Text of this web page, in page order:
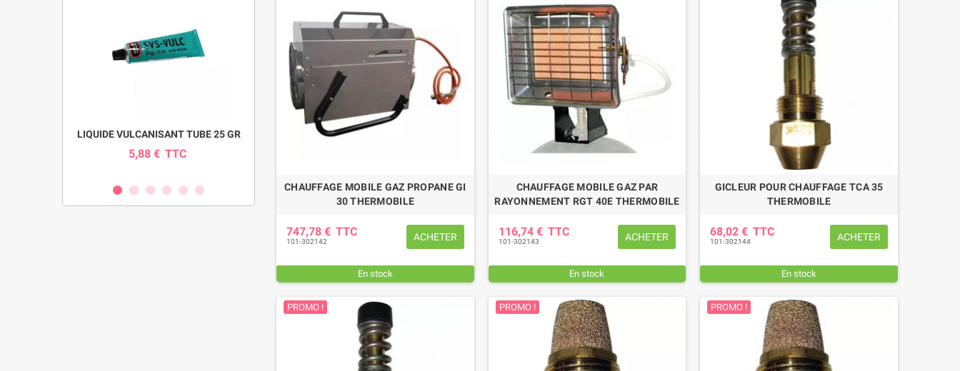
LIQUIDE VULCANISANT TUBE 25 GR
5,88 € TTC
INDICATEUR DE SERRAGE 27
PATIN D'USURE (intérieur)
FAUCHEUSE POTTINGER
MANILLE COMPLETE TORSE FIL 7
CHAUFFAGE MOBILE GAZ PROPANE GI
30 THERMOBILE
747,78 € TTC
101-302142 ACHETER
En stock
CHAUFFAGE MOBILE GAZ PAR
RAYONNEMENT RGT 40E THERMOBILE
116,74 € TTC
101-302143 ACHETER
En stock
GICLEUR POUR CHAUFFAGE TCA 35
THERMOBILE
68,02 € TTC
101-302144 ACHETER
En stock
PROMO ! PROMO ! PROMO !